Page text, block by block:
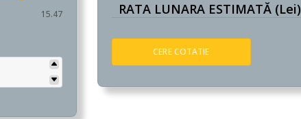
15.47 RATA LUNARA ESTIMATĂ (lei)
CERE COTATIE